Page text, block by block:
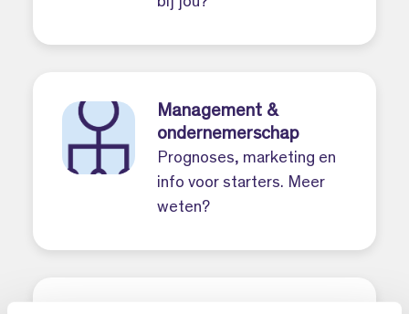
Management &
ondernemerschap
Prognoses, marketing en
info voor starters. Meer
weten?